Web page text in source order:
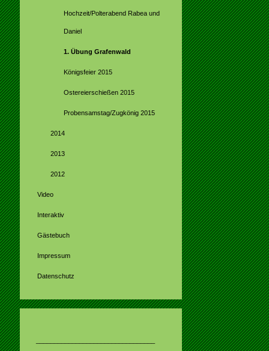
Hochzeit/Polterabend Rabea und
Daniel
1. Übung Grafenwald
Königsfeier 2015
Ostereierschießen 2015
Probensamstag/Zugkönig 2015
2014
2013
2012
Video
Interaktiv
Gästebuch
Impressum
Datenschutz